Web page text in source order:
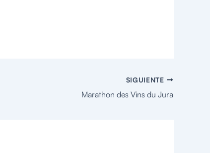
SIGUIENTE
Marathon des Vins du Jura